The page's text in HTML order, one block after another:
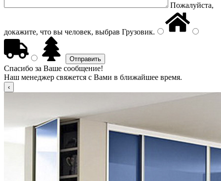
Пожалуйста,
докажите, что вы человек, выбрав Грузовик.
Спасибо за Ваше сообщение!
Наш менеджер свяжется с Вами в ближайшее время.